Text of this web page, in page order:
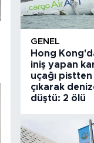
GENEL
Hong
iniş yapan
uçağı pistten
çıkarak
düştü: 2 ölü